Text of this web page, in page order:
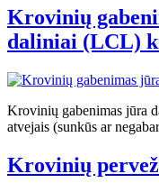
Krovinių
daliniai (LCL)
Krovinių gabenimas jūra
atvejais (sunkūs ar
Krovinių